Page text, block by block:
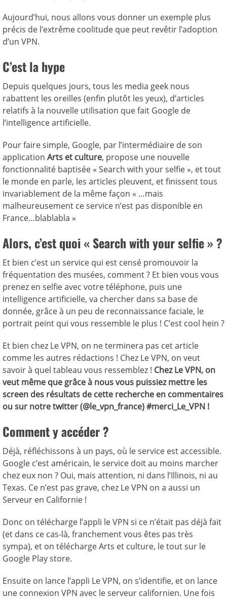
Aujourd’hui, nous allons vous donner un exemple plus
précis de l’extrême coolitude que peut revêtir l’adoption
d’un VPN.
C’est la hype
Depuis quelques jours, tous les media geek nous
rabattent les oreilles (enfin plutôt les yeux), d’articles
relatifs à la nouvelle utilisation que fait Google de
l’intelligence artificielle.
Pour faire simple, Google, par l’intermédiaire de son
application Arts et culture, propose une nouvelle
fonctionnalité baptisée « Search with your selfie », et tout
le monde en parle, les articles pleuvent, et finissent tous
invariablement de la même façon « …mais
malheureusement ce service n’est pas disponible en
France…blablabla »
Alors, c’est quoi « Search with your selfie » ?
Et bien c’est un service qui est censé promouvoir la
fréquentation des musées, comment ? Et bien vous vous
prenez en selfie avec votre téléphone, puis une
intelligence artificielle, va chercher dans sa base de
donnée, grâce à un peu de reconnaissance faciale, le
portrait peint qui vous ressemble le plus ! C’est cool hein ?
Et bien chez Le VPN, on ne terminera pas cet article
comme les autres rédactions ! Chez Le VPN, on veut
savoir à quel tableau vous ressemblez ! Chez Le VPN, on
veut même que grâce à nous vous puissiez mettre les
screen des résultats de cette recherche en commentaires
ou sur notre twitter (@le_vpn_france) #merci_Le_VPN !
Comment y accéder ?
Déjà, réfléchissons à un pays, où le service est accessible.
Google c’est américain, le service doit au moins marcher
chez eux non ? Oui, mais attention, ni dans l’Illinois, ni au
Texas. Ce n’est pas grave, chez Le VPN on a aussi un
Serveur en Californie !
Donc on télécharge l’appli le VPN si ce n’était pas déjà fait
(et dans ce cas-là, franchement vous êtes pas très
sympa), et on télécharge Arts et culture, le tout sur le
Google Play store.
Ensuite on lance l’appli Le VPN, on s’identifie, et on lance
une connexion VPN avec le serveur californien. Une fois